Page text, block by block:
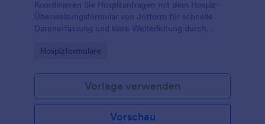
Koordinieren Sie Hospizanfragen mit dem Hospiz-
Überweisungsformular von Jotform für schnelle
Datenerfassung und klare Weiterleitung durch
Go to Category:
Hospizformulare
Vorlage verwenden
Vorschau